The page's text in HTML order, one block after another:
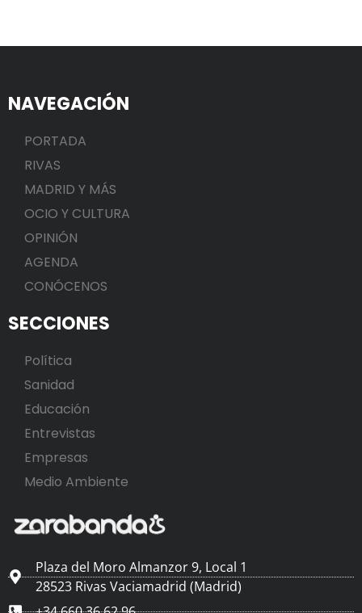
NAVEGACIÓN
PORTADA
RIVAS
MADRID Y MÁS
OCIO Y CULTURA
OPINIÓN
AGENDA
CONÓCENOS
SECCIONES
Política
Sanidad
Educación
Entrevistas
Empresas
Medio Ambiente
Plaza del Moro Almanzor 9, Local 1
28523 Rivas Vaciamadrid (Madrid)